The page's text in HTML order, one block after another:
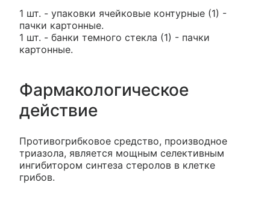
1 шт. - упаковки ячейковые контурные (1) -
пачки картонные.
1 шт. - банки темного стекла (1) - пачки
картонные.
Фармакологическое
действие
Противогрибковое средство, производное
триазола, является мощным селективным
ингибитором синтеза стеролов в клетке
грибов.